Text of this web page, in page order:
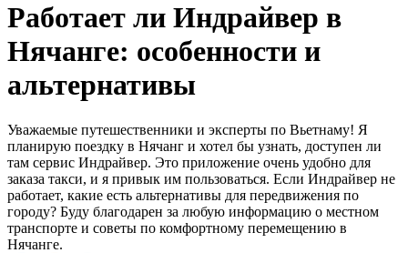
Работает ли Индрайвер в
Нячанге: особенности и
альтернативы
Уважаемые путешественники и эксперты по Вьетнаму! Я
планирую поездку в Нячанг и хотел бы узнать, доступен ли
там сервис Индрайвер. Это приложение очень удобно для
заказа такси, и я привык им пользоваться. Если Индрайвер не
работает, какие есть альтернативы для передвижения по
городу? Буду благодарен за любую информацию о местном
транспорте и советы по комфортному перемещению в
Нячанге.